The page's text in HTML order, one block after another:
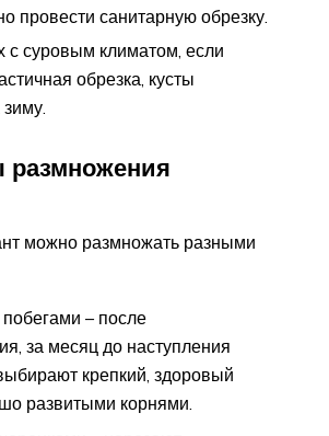
провести санитарную обрезку.
с суровым климатом, если
обрезка, кусты
можно размножать разными
– после
за месяц до наступления
крепкий, здоровый
развитыми корнями.